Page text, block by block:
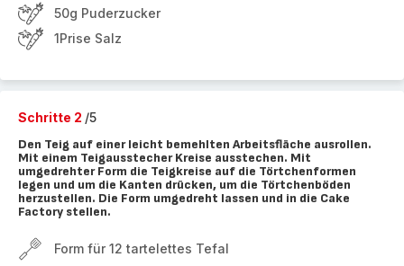
50g Puderzucker
1Prise Salz
Schritte 2 /5
Den Teig auf einer leicht bemehlten Arbeitsfläche ausrollen.
Mit einem Teigausstecher Kreise ausstechen. Mit
umgedrehter Form die Teigkreise auf die Törtchenformen
legen und um die Kanten drücken, um die Törtchenböden
herzustellen. Die Form umgedreht lassen und in die Cake
Factory stellen.
Form für 12 tartelettes Tefal